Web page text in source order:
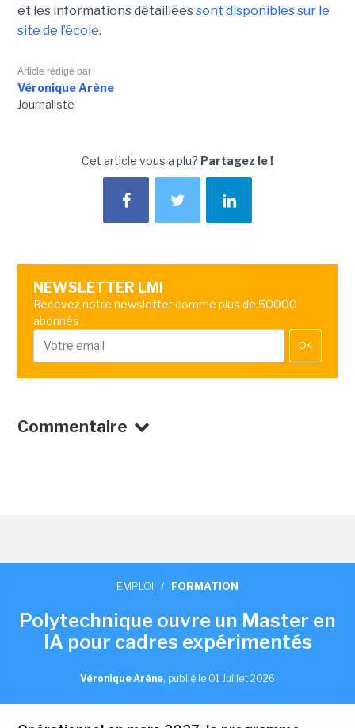
et les informations détailléessont disponibles sur le
site de l’école.
Article rédigé par
Véronique Arène
Journaliste
Cet article vous a plu? Partagez le !
NEWSLETTER LMI
Recevez notre newsletter comme plus de 50000
abonnés
OK
Commentaire
EMPLOI / FORMATION
Polytechnique ouvre un Master en
IA pour cadres expérimentés
Véronique Arène, publié le 01 Juillet 2026